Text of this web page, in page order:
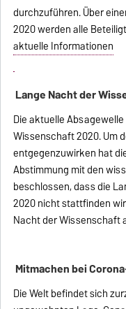
durchzuführen. Über
2020 werden alle
aktuelle Informationen
Lange Nacht der
Die aktuelle
Wissenschaft 2020. Um
entgegenzuwirken hat
Abstimmung mit den
beschlossen, dass die
2020 nicht stattfinden
Nacht der Wissenschaft
Mitmachen bei
Die Welt befindet sich